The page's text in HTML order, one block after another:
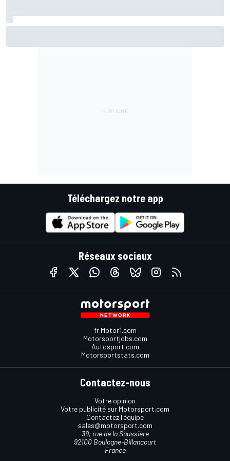
Téléchargez notre app
Réseaux sociaux
fr.Motor1.com
Motorsportjobs.com
Autosport.com
Motorsportstats.com
Contactez-nous
Votre opinion
Votre publicité sur Motorsport.com
Contactez l'équipe
sales@motorsport.com
39, rue de la Saussière
92100 Boulogne-Billancourt
France